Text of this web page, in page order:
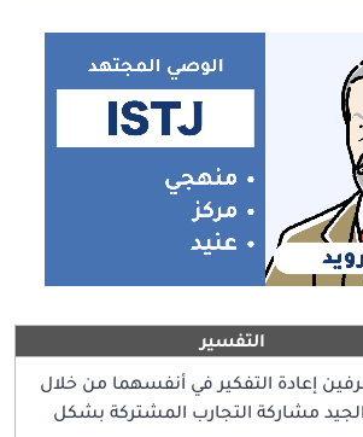
التفسير
إعادة التفكير في أنفسهما من خلال
مشاركة التجارب المشتركة بشكل